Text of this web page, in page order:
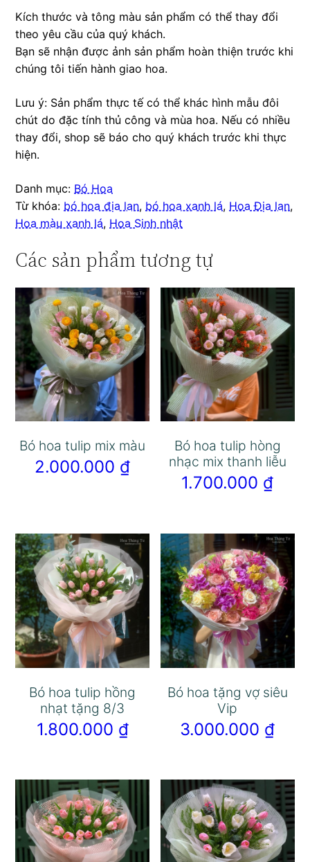
Kích thước và tông màu sản phẩm có thể thay đổi
theo yêu cầu của quý khách.
Bạn sẽ nhận được ảnh sản phẩm hoàn thiện trước khi
chúng tôi tiến hành giao hoa.
Lưu ý: Sản phẩm thực tế có thể khác hình mẫu đôi
chút do đặc tính thủ công và mùa hoa. Nếu có nhiều
thay đổi, shop sẽ báo cho quý khách trước khi thực
hiện.
Danh mục: Bó Hoa
Từ khóa: bó hoa địa lan, bó hoa xanh lá, Hoa Địa lan,
Hoa màu xanh lá, Hoa Sinh nhật
Các sản phẩm tương tự
Bó hoa tulip mix màu
2.000.000 ₫
Bó hoa tulip hòng
nhạc mix thanh liễu
1.700.000 ₫
Bó hoa tulip hồng
nhạt tặng 8/3
1.800.000 ₫
Bó hoa tặng vợ siêu
Vip
3.000.000 ₫